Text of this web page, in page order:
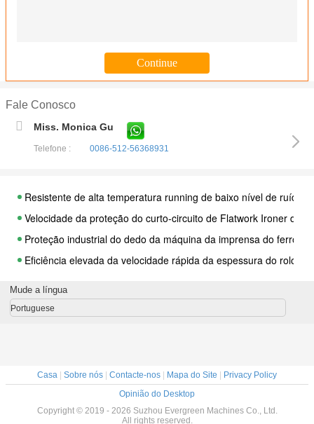
Fale Conosco
Miss. Monica Gu
Telefone : 0086-512-56368931
Resistente de alta temperatura running de baixo nível de ruído
Velocidade da proteção do curto-circuito de Flatwork Ironer da
Proteção industrial do dedo da máquina da imprensa do ferro
Eficiência elevada da velocidade rápida da espessura do rolo
Lavanderia Flatwork Ironer de matéria têxtil, armadilha de
Da velocidade variável da frequência de Flatwork Ironer da
Elevado desempenho do equipamento da máquina da
Mude a língua
Portuguese
Casa | Sobre nós | Contacte-nos | Mapa do Site | Privacy Policy
Opinião do Desktop
Copyright © 2019 - 2026 Suzhou Evergreen Machines Co., Ltd.
All rights reserved.